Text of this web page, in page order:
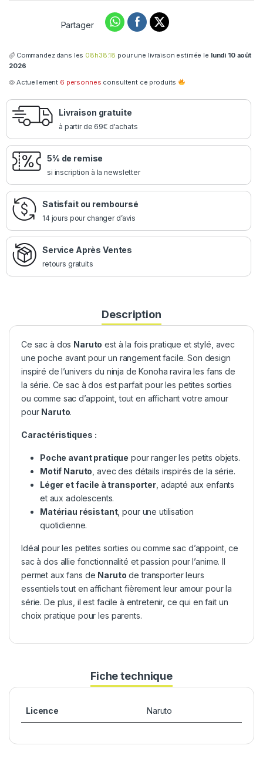
Partager
Commandez dans les 08h38:18 pour une livraison estimée le lundi 10 août
2026
Actuellement 6 personnes consultent ce produits
Livraison gratuite
à partir de 69€ d'achats
5% de remise
si inscription à la newsletter
Satisfait ou remboursé
14 jours pour changer d’avis
Service Après Ventes
retours gratuits
Description
Ce sac à dos Naruto est à la fois pratique et stylé, avec
une poche avant pour un rangement facile. Son design
inspiré de l’univers du ninja de Konoha ravira les fans de
la série. Ce sac à dos est parfait pour les petites sorties
ou comme sac d’appoint, tout en affichant votre amour
pour Naruto.
Caractéristiques :
Poche avant pratique pour ranger les petits objets.
Motif Naruto , avec des détails inspirés de la série.
Léger et facile à transporter, adapté aux enfants
et aux adolescents.
Matériau résistant, pour une utilisation
quotidienne.
Idéal pour les petites sorties ou comme sac d’appoint, ce
sac à dos allie fonctionnalité et passion pour l’anime. Il
permet aux fans de Naruto de transporter leurs
essentiels tout en affichant fièrement leur amour pour la
série. De plus, il est facile à entretenir, ce qui en fait un
choix pratique pour les parents.
Fiche technique
Licence Naruto